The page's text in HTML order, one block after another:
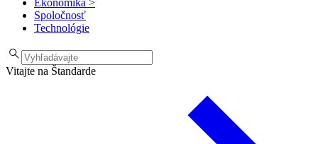
Ekonomika >
Spoločnosť
Technológie
Vitajte na Štandarde